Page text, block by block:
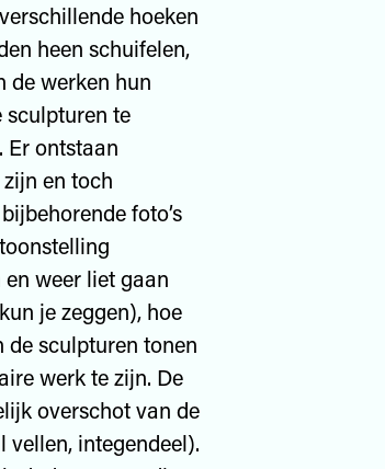
hoeken
heen schuifelen,
de werken hun
sculpturen te
Er ontstaan
en toch
foto’s
weer liet gaan
je zeggen), hoe
de sculpturen tonen
werk te zijn. De
overschot van de
vellen, integendeel).